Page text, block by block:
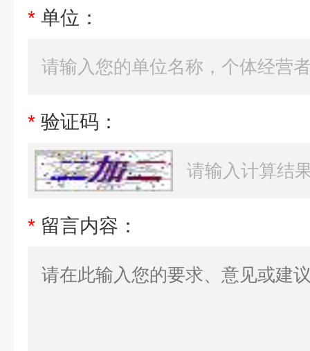
* 单位：
* 验证码：
* 留言内容：